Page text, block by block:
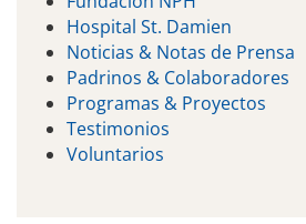
Hospital St. Damien
Noticias & Notas de Prensa
Padrinos & Colaboradores
Programas & Proyectos
Testimonios
Voluntarios